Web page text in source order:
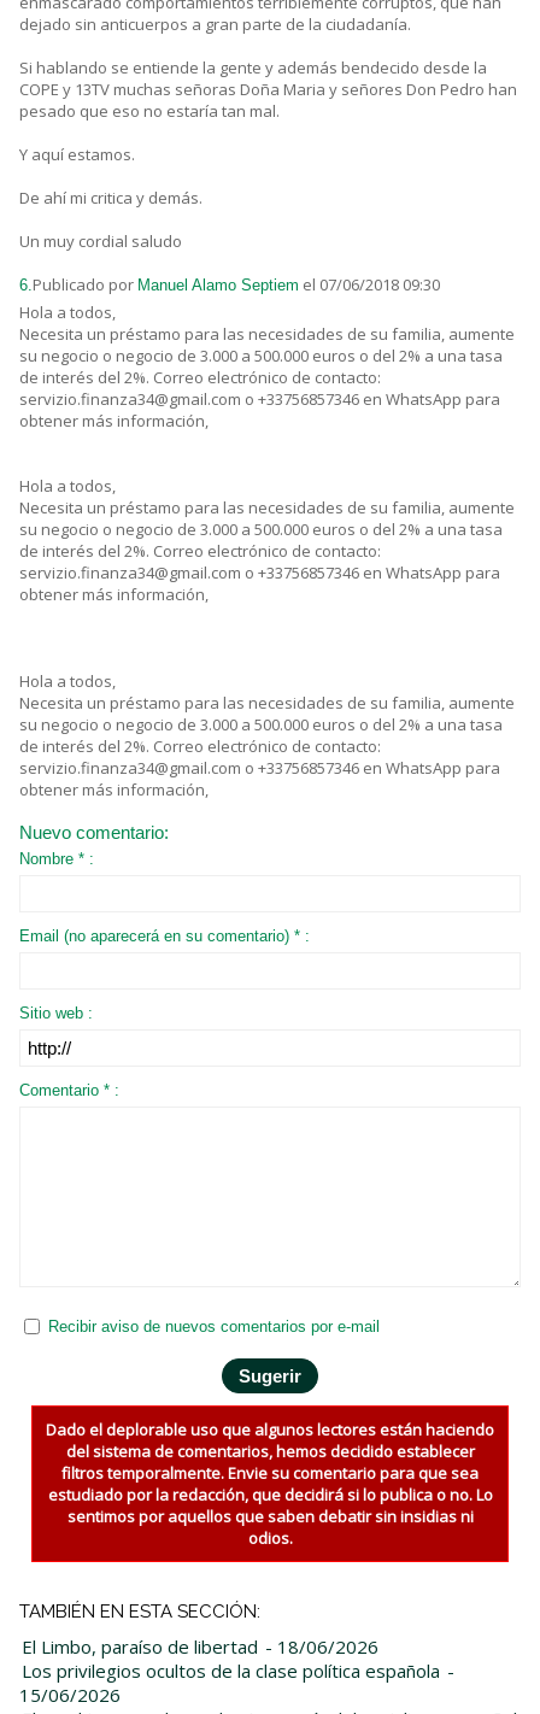
dejado sin anticuerpos a gran parte de la ciudadanía.
Si hablando se entiende la gente y además bendecido desde la
COPE y 13TV muchas señoras Doña Maria y señores Don Pedro han
pesado que eso no estaría tan mal.
Y aquí estamos.
De ahí mi critica y demás.
Un muy cordial saludo
6. Publicado por Manuel Alamo Septiem el 07/06/2018 09:30
Hola a todos,
Necesita un préstamo para las necesidades de su familia, aumente
su negocio o negocio de 3.000 a 500.000 euros o del 2% a una tasa
de interés del 2%. Correo electrónico de contacto:
servizio.finanza34@gmail.com o +33756857346 en WhatsApp para
obtener más información,
Hola a todos,
Necesita un préstamo para las necesidades de su familia, aumente
su negocio o negocio de 3.000 a 500.000 euros o del 2% a una tasa
de interés del 2%. Correo electrónico de contacto:
servizio.finanza34@gmail.com o +33756857346 en WhatsApp para
obtener más información,
Hola a todos,
Necesita un préstamo para las necesidades de su familia, aumente
su negocio o negocio de 3.000 a 500.000 euros o del 2% a una tasa
de interés del 2%. Correo electrónico de contacto:
servizio.finanza34@gmail.com o +33756857346 en WhatsApp para
obtener más información,
Nuevo comentario:
Nombre * :
Email (no aparecerá en su comentario) * :
Sitio web :
Comentario * :
Recibir aviso de nuevos comentarios por e-mail
Dado el deplorable uso que algunos lectores están haciendo
del sistema de comentarios, hemos decidido establecer
filtros temporalmente. Envie su comentario para que sea
estudiado por la redacción, que decidirá si lo publica o no. Lo
sentimos por aquellos que saben debatir sin insidias ni
odios.
TAMBIÉN EN ESTA SECCIÓN:
El Limbo, paraíso de libertad - 18/06/2026
Los privilegios ocultos de la clase política española -
15/06/2026